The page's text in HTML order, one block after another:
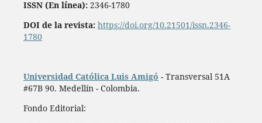
ISSN (En línea): 2346-1780
DOI de la revista: https://doi.org/10.21501/issn.2346-
1780
Universidad Católica Luis Amigó - Transversal 51A
#67B 90. Medellín - Colombia.
Fondo Editorial: